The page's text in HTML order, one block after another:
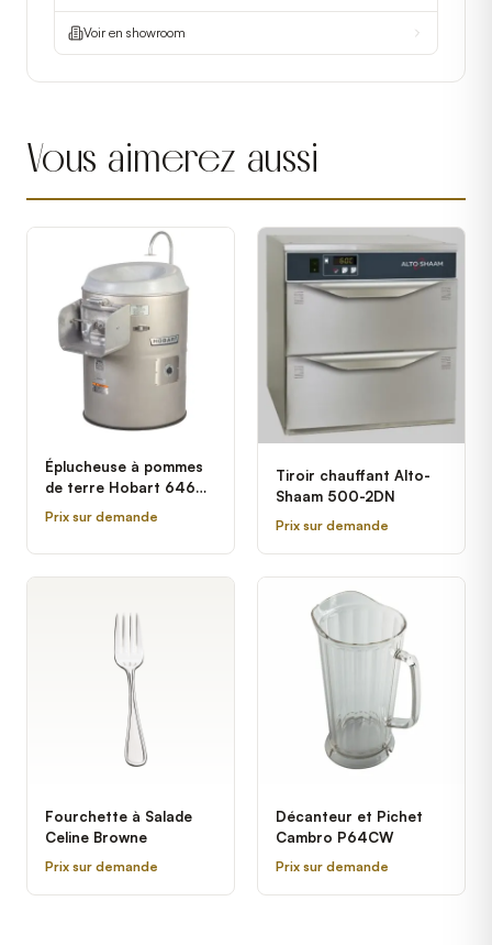
Voir en showroom
Vous aimerez aussi
Éplucheuse à pommes
de terre Hobart 6460-
1 60 lb - 120V, 1 hp
Prix sur demande
Tiroir chauffant Alto-
Shaam 500-2DN
Prix sur demande
Fourchette à Salade
Celine Browne
Prix sur demande
Décanteur et Pichet
Cambro P64CW
Prix sur demande